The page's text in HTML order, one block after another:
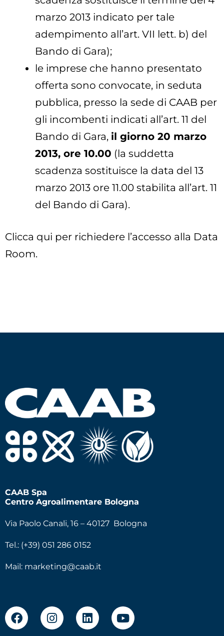
marzo 2013 indicato per tale
adempimento all’art. VII lett. b) del
Bando di Gara);
le imprese che hanno presentato
offerta sono convocate, in seduta
pubblica, presso la sede di CAAB per
gli incombenti indicati all’art. 11 del
Bando di Gara, il giorno 20 marzo
2013, ore 10.00 (la suddetta
scadenza sostituisce la data del 13
marzo 2013 ore 11.00 stabilita all’art. 11
del Bando di Gara).
Clicca qui per richiedere l’accesso alla Data
Room.
CAAB Spa
Centro Agroalimentare Bologna
Via Paolo Canali, 16 – 40127 Bologna
Tel.: (+39) 051 286 0152
Mail: marketing@caab.it